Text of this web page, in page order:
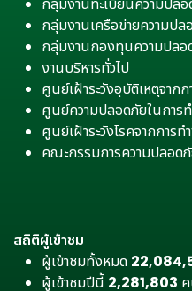
กลุ่มงานทะเบียนความปล
กลุ่มงานเครือข่ายความปล
กลุ่มงานกองทุนความปลอ
งานบริหารทั่วไป
ศูนย์เฝ้าระวังอุบัติเหตุจากก
ศูนย์ความปลอดภัยในการท
ศูนย์เฝ้าระวังโรคจากการท
คณะกรรมการความปลอด
สถิติผู้เข้าชม
ผู้เข้าชมทั้งหมด
ผู้เข้าชมปีนี้ 2,281,803